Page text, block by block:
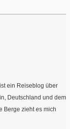
ein Reiseblog über
Deutschland und dem
Berge zieht es mich